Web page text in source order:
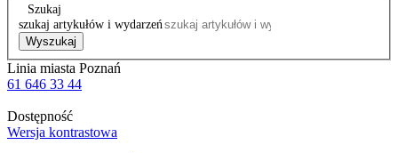
Szukaj
szukaj artykułów i wydarzeń
Wyszukaj
Linia miasta Poznań
61 646 33 44
Dostępność
Wersja kontrastowa